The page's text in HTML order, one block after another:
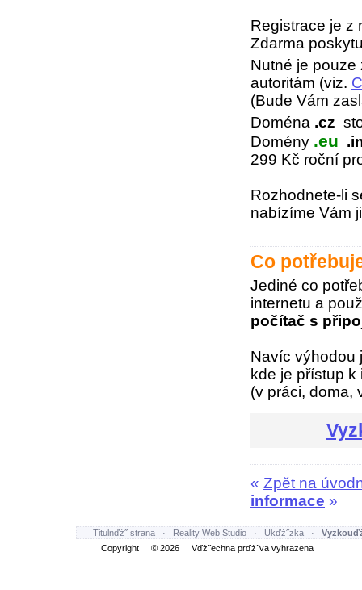
Registrace je z
Zdarma
Nutné je pouze
autoritám (viz.
(Bude Vám
Doména .cz
Domény .eu
299 Kč roční
Rozhodnete-li
nabízíme Vám
Co
Jediné co
internetu a
počítač s
Navíc výhodou
kde je přístup k
(v práci, doma,
« Zpět na
informace »
Titulnďż˝ strana · Reality Web Studio · Ukďż˝zka ·
Copyright © 2026 Vďż˝echna prďż˝va vyhrazena